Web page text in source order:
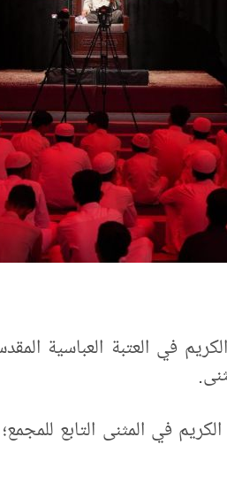
في العتبة العباسية
الكريم في المثنى التابع